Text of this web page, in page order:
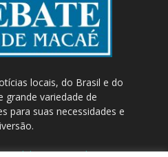
locais, do Brasil e do
grande variedade de
para suas necessidades e